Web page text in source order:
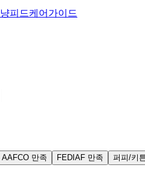
피드케어가이드
AAFCO 만족 FEDIAF 만족 퍼피/키